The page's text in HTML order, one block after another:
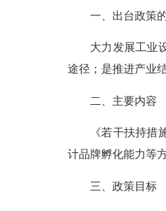
一、出台政策的
大力发展工业设
途径；是推进产业
二、主要内容
《若干扶持措施
计品牌孵化能力等
三、政策目标